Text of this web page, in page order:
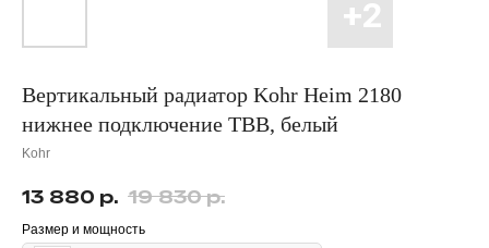
Вертикальный радиатор Kohr Heim 2180
нижнее подключение ТВВ, белый
Kohr
13 880 р. 19 830 р.
Размер и мощность